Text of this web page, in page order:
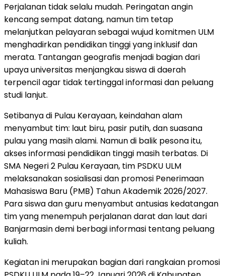
Perjalanan tidak selalu mudah. Peringatan angin
kencang sempat datang, namun tim tetap
melanjutkan pelayaran sebagai wujud komitmen ULM
menghadirkan pendidikan tinggi yang inklusif dan
merata. Tantangan geografis menjadi bagian dari
upaya universitas menjangkau siswa di daerah
terpencil agar tidak tertinggal informasi dan peluang
studi lanjut.
Setibanya di Pulau Kerayaan, keindahan alam
menyambut tim: laut biru, pasir putih, dan suasana
pulau yang masih alami. Namun di balik pesona itu,
akses informasi pendidikan tinggi masih terbatas. Di
SMA Negeri 2 Pulau Kerayaan, tim PSDKU ULM
melaksanakan sosialisasi dan promosi Penerimaan
Mahasiswa Baru (PMB) Tahun Akademik 2026/2027.
Para siswa dan guru menyambut antusias kedatangan
tim yang menempuh perjalanan darat dan laut dari
Banjarmasin demi berbagi informasi tentang peluang
kuliah.
Kegiatan ini merupakan bagian dari rangkaian promosi